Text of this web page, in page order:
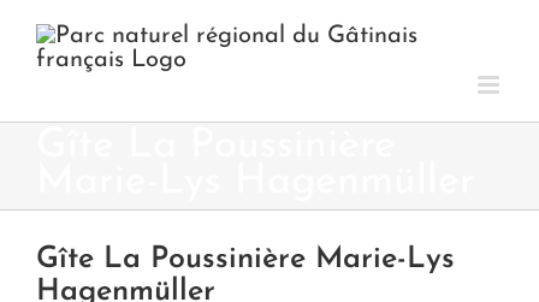
contenu
Gîte La Poussinière Marie-Lys
Hagenmüller